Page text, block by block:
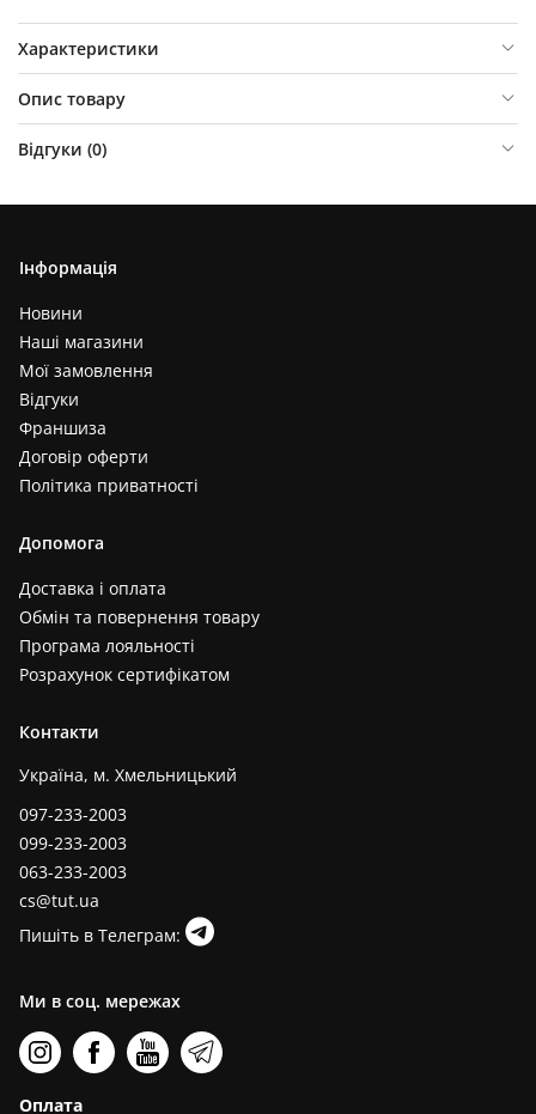
Характеристики
Опис товару
Відгуки (0)
Інформація
Новини
Наші магазини
Мої замовлення
Відгуки
Франшиза
Договір оферти
Політика приватності
Допомога
Доставка і оплата
Обмін та повернення товару
Програма лояльності
Розрахунок сертифікатом
Контакти
Україна, м. Хмельницький
097-233-2003
099-233-2003
063-233-2003
cs@tut.ua
Пишіть в Телеграм:
Ми в соц. мережах
Оплата